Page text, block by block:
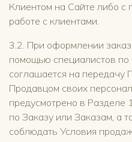
Клиентом на Сайте либо
работе с клиентами.
3.2. При оформлении
помощью специалистов по
соглашается на передачу
Продавцом своих
предусмотрено в
по Заказу или Заказам, а
соблюдать Условия